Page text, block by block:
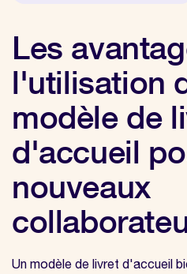
Les
l'utilisation
modèle de
d'accueil
nouveaux
Un modèle de livret d'accueil